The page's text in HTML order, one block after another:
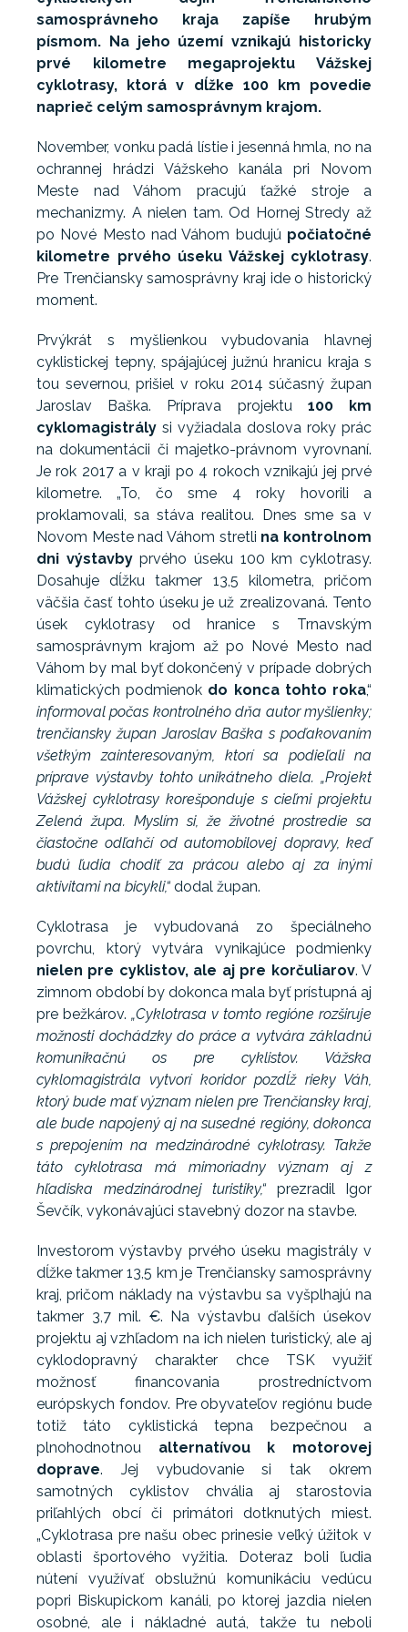
samosprávneho kraja zapíše hrubým
písmom. Na jeho území vznikajú historicky
prvé kilometre megaprojektu Vážskej
cyklotrasy, ktorá v dĺžke 100 km povedie
naprieč celým samosprávnym krajom.
November, vonku padá lístie i jesenná hmla, no na
ochrannej hrádzi Vážskeho kanála pri Novom
Meste nad Váhom pracujú ťažké stroje a
mechanizmy. A nielen tam. Od Hornej Stredy až
po Nové Mesto nad Váhom budujú počiatočné
kilometre prvého úseku Vážskej cyklotrasy.
Pre Trenčiansky samosprávny kraj ide o historický
moment.
Prvýkrát s myšlienkou vybudovania hlavnej
cyklistickej tepny, spájajúcej južnú hranicu kraja s
tou severnou, prišiel v roku 2014 súčasný župan
Jaroslav Baška. Príprava projektu 100 km
cyklomagistrály si vyžiadala doslova roky prác
na dokumentácii či majetko-právnom vyrovnaní.
Je rok 2017 a v kraji po 4 rokoch vznikajú jej prvé
kilometre. „To, čo sme 4 roky hovorili a
proklamovali, sa stáva realitou. Dnes sme sa v
Novom Meste nad Váhom stretli na kontrolnom
dni výstavbyprvého úseku 100 km cyklotrasy.
Dosahuje dĺžku takmer 13,5 kilometra, pričom
väčšia časť tohto úseku je už zrealizovaná. Tento
úsek cyklotrasy od hranice s Trnavským
samosprávnym krajom až po Nové Mesto nad
Váhom by mal byť dokončený v prípade dobrých
klimatických podmienok do konca tohto roka,“
informoval počas kontrolného dňa autor myšlienky;
trenčiansky župan Jaroslav Baška s poďakovaním
všetkým zainteresovaným, ktorí sa podieľali na
príprave výstavby tohto unikátneho diela. „Projekt
Vážskej cyklotrasy korešponduje s cieľmi projektu
Zelená župa. Myslím si, že životné prostredie sa
čiastočne odľahčí od automobilovej dopravy, keď
budú ľudia chodiť za prácou alebo aj za inými
aktivitami na bicykli,“ dodal župan.
Cyklotrasa je vybudovaná zo špeciálneho
povrchu, ktorý vytvára vynikajúce podmienky
nielen pre cyklistov, ale aj pre korčuliarov. V
zimnom období by dokonca mala byť prístupná aj
pre bežkárov. „Cyklotrasa v tomto regióne rozširuje
možnosti dochádzky do práce a vytvára základnú
komunikačnú os pre cyklistov. Vážska
cyklomagistrála vytvorí koridor pozdĺž rieky Váh,
ktorý bude mať význam nielen pre Trenčiansky kraj,
ale bude napojený aj na susedné regióny, dokonca
s prepojením na medzinárodné cyklotrasy. Takže
táto cyklotrasa má mimoriadny význam aj z
hľadiska medzinárodnej turistiky,“ prezradil Igor
Ševčík, vykonávajúci stavebný dozor na stavbe.
Investorom výstavby prvého úseku magistrály v
dĺžke takmer 13,5 km je Trenčiansky samosprávny
kraj, pričom náklady na výstavbu sa vyšplhajú na
takmer 3,7 mil. €. Na výstavbu ďalších úsekov
projektu aj vzhľadom na ich nielen turistický, ale aj
cyklodopravný charakter chce TSK využiť
možnosť financovania prostredníctvom
európskych fondov. Pre obyvateľov regiónu bude
totiž táto cyklistická tepna bezpečnou a
plnohodnotnou alternatívou k motorovej
doprave. Jej vybudovanie si tak okrem
samotných cyklistov chvália aj starostovia
priľahlých obcí či primátori dotknutých miest.
„Cyklotrasa pre našu obec prinesie veľký úžitok v
oblasti športového vyžitia. Doteraz boli ľudia
nútení využívať obslužnú komunikáciu vedúcu
popri Biskupickom kanáli, po ktorej jazdia nielen
osobné, ale i nákladné autá, takže tu neboli